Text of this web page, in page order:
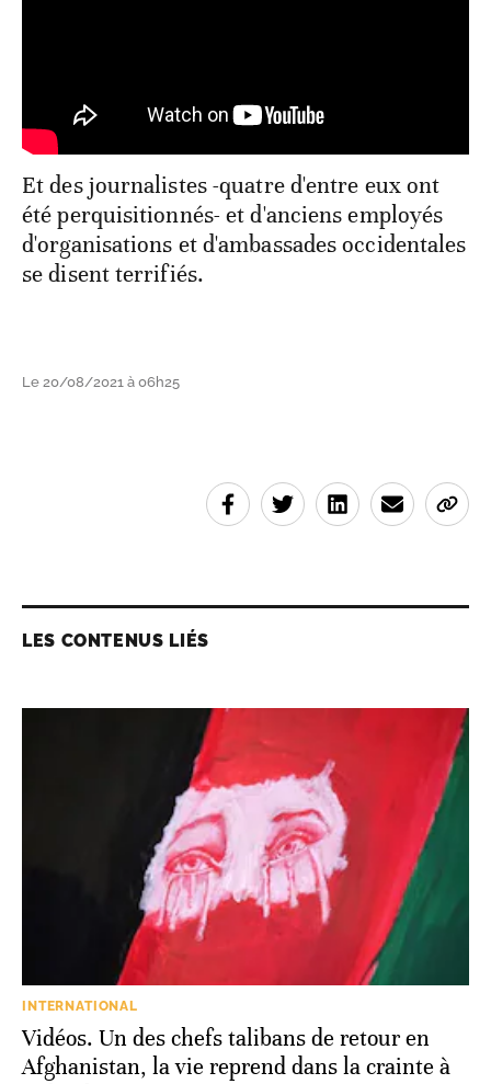
Et des journalistes -quatre d'entre eux ont
été perquisitionnés- et d'anciens employés
d'organisations et d'ambassades occidentales
se disent terrifiés.
Le 20/08/2021 à 06h25
LES CONTENUS LIÉS
INTERNATIONAL
Vidéos. Un des chefs talibans de retour en
Afghanistan, la vie reprend dans la crainte à